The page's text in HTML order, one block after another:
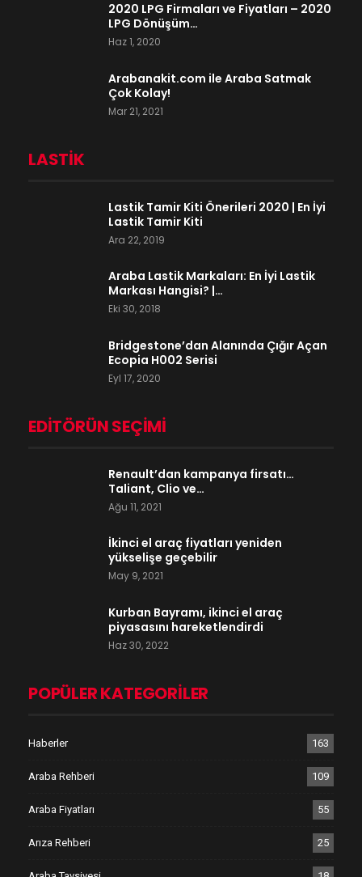
2020 LPG Firmaları ve Fiyatları – 2020
LPG Dönüşüm…
Haz 1, 2020
Arabanakit.com ile Araba Satmak
Çok Kolay!
Mar 21, 2021
LASTIK
Lastik Tamir Kiti Önerileri 2020 | En İyi
Lastik Tamir Kiti
Ara 22, 2019
Araba Lastik Markaları: En İyi Lastik
Markası Hangisi? |…
Eki 30, 2018
Bridgestone’dan Alanında Çığır Açan
Ecopia H002 Serisi
Eyl 17, 2020
EDITÖRÜN SEÇIMI
Renault’dan kampanya firsatı…
Taliant, Clio ve…
Ağu 11, 2021
İkinci el araç fiyatları yeniden
yükselişe geçebilir
May 9, 2021
Kurban Bayramı, ikinci el araç
piyasasını hareketlendirdi
Haz 30, 2022
POPÜLER KATEGORILER
Haberler 163
Araba Rehberi 109
Araba Fiyatları 55
Arıza Rehberi 25